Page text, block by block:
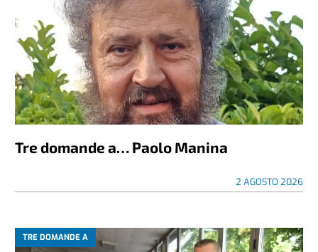
Tre domande a… Paolo Manina
2 AGOSTO 2026
TRE DOMANDE A